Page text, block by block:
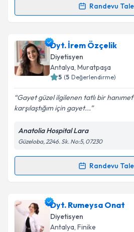
Randevu
Randevu Takvimi Talebi
Dyt. Gülfem Güleniçin
oluşturun. Size bu uzmandan
takvim hazırlandığında e-
Kişisel verilerimin
Metni'ni okudum ve kişisel
kapsamda işlenmesini
Dyt. İrem Özçelik
Diyetisyen
Antalya, Muratpaşa
5 (5 Değerlendirme)
Gayet güzel ilgilenen tatlı bir
karşılaştığım için gayet...
Anatolia Hospital Lara
Güzeloba, 2246. Sk. No:5, 07230
Randevu
Randevu Takvimi Talebi
Dyt. İrem Özçelikiçin randevu
oluşturun. Size bu uzmandan
takvim hazırlandığında e-
Dyt. Rumeysa Onat
Diyetisyen
Antalya, Finike